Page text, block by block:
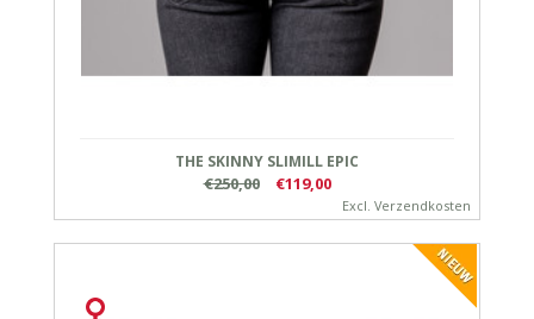
THE SKINNY SLIMILL EPIC
€250,00 €119,00
Excl. Verzendkosten